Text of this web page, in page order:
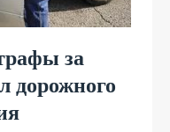
за
дорожного